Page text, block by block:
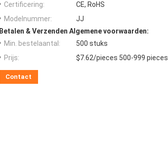
Certificering:
CE, RoHS
Modelnummer:
JJ
Betalen & Verzenden Algemene voorwaarden:
Min. bestelaantal:
500 stuks
Prijs:
$7.62/pieces 500-999 pieces
Contact